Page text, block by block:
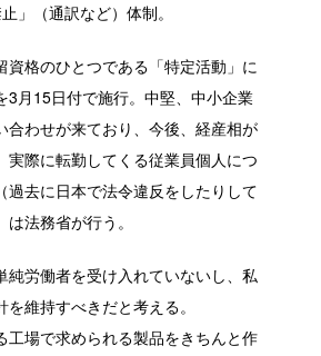
」（通訳など）体制。
資格のひとつである「特定活動」に
3月15日付で施行。中堅、中小企業
合わせが来ており、今後、経産相が
実際に転勤してくる従業員個人につ
過去に日本で法令違反をしたりして
法務省が行う。
純労働者を受け入れていないし、私
維持すべきだと考える。
工場で求められる製品をきちんと作